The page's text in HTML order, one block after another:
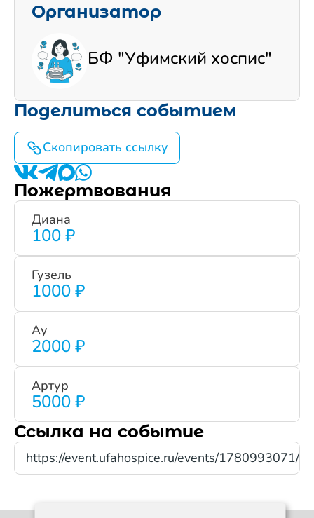
Организатор
БФ "Уфимский хоспис"
Поделиться событием
Скопировать ссылку
Пожертвования
Диана
100 ₽
Гузель
1000 ₽
Ау
2000 ₽
Артур
5000 ₽
Ссылка на событие
https://event.ufahospice.ru/events/1780993071/